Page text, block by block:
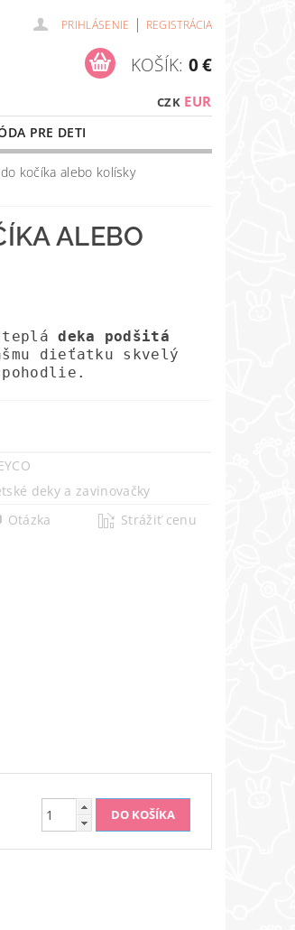
PRIHLÁSENIE | REGISTRÁCIA
CZK EUR
KOŠÍK: 0 €
PRE DETI
O NÁKUPE
kočíka alebo kolísky
ALEBO
tepládeka podšitá
dieťatku skvelý
deky a zavinovačky
Otázka Strážiť cenu